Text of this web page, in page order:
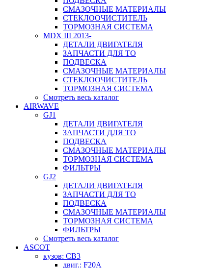
СМАЗОЧНЫЕ МАТЕРИАЛЫ
СТЕКЛООЧИСТИТЕЛЬ
ТОРМОЗНАЯ СИСТЕМА
MDX III 2013-
ДЕТАЛИ ДВИГАТЕЛЯ
ЗАПЧАСТИ ДЛЯ ТО
ПОДВЕСКА
СМАЗОЧНЫЕ МАТЕРИАЛЫ
СТЕКЛООЧИСТИТЕЛЬ
ТОРМОЗНАЯ СИСТЕМА
Смотреть весь каталог
AIRWAVE
GJ1
ДЕТАЛИ ДВИГАТЕЛЯ
ЗАПЧАСТИ ДЛЯ ТО
ПОДВЕСКА
СМАЗОЧНЫЕ МАТЕРИАЛЫ
ТОРМОЗНАЯ СИСТЕМА
ФИЛЬТРЫ
GJ2
ДЕТАЛИ ДВИГАТЕЛЯ
ЗАПЧАСТИ ДЛЯ ТО
ПОДВЕСКА
СМАЗОЧНЫЕ МАТЕРИАЛЫ
ТОРМОЗНАЯ СИСТЕМА
ФИЛЬТРЫ
Смотреть весь каталог
ASCOT
кузов: CB3
двиг.: F20A